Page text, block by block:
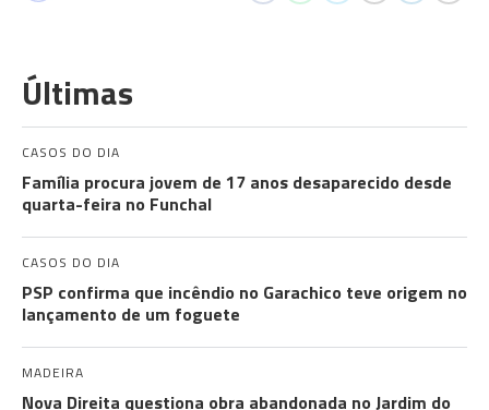
Últimas
CASOS DO DIA
Família procura jovem de 17 anos desaparecido desde
quarta-feira no Funchal
CASOS DO DIA
PSP confirma que incêndio no Garachico teve origem no
lançamento de um foguete
MADEIRA
Nova Direita questiona obra abandonada no Jardim do